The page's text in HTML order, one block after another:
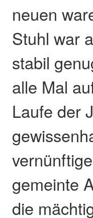
neuen
Stuhl war
stabil
alle Mal
Laufe der
gemeinte
die